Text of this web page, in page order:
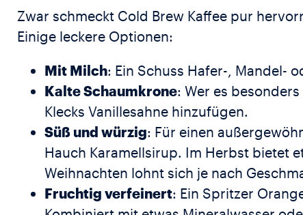
Zwar schmeckt Cold Brew Kaffee pur
Einige leckere Optionen:
Mit Milch: Ein Schuss Hafer-, Mandel-
Kalte Schaumkrone: Wer es
Klecks Vanillesahne hinzufügen.
Süß und würzig: Für einen
Hauch Karamellsirup. Im Herbst bietet
Weihnachten lohnt sich je nach
Fruchtig verfeinert: Ein Spritzer